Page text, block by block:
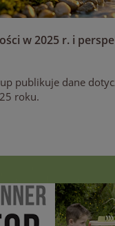
w 2025 r. i
publikuje dane
roku.